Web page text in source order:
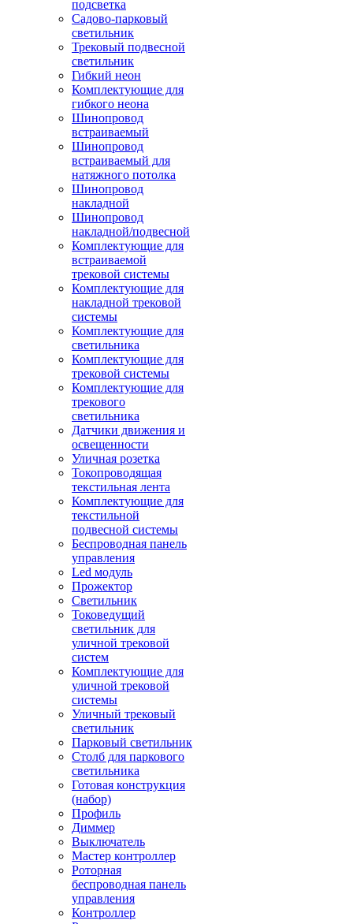
подсветка
Садово-парковый
светильник
Трековый подвесной
светильник
Гибкий неон
Комплектующие для
гибкого неона
Шинопровод
встраиваемый
Шинопровод
встраиваемый для
натяжного потолка
Шинопровод
накладной
Шинопровод
накладной/подвесной
Комплектующие для
встраиваемой
трековой системы
Комплектующие для
накладной трековой
системы
Комплектующие для
светильника
Комплектующие для
трековой системы
Комплектующие для
трекового
светильника
Датчики движения и
освещенности
Уличная розетка
Токопроводящая
текстильная лента
Комплектующие для
текстильной
подвесной системы
Беспроводная панель
управления
Led модуль
Прожектор
Светильник
Токоведущий
светильник для
уличной трековой
систем
Комплектующие для
уличной трековой
системы
Уличный трековый
светильник
Парковый светильник
Столб для паркового
светильника
Готовая конструкция
(набор)
Профиль
Диммер
Выключатель
Мастер контроллер
Роторная
беспроводная панель
управления
Контроллер